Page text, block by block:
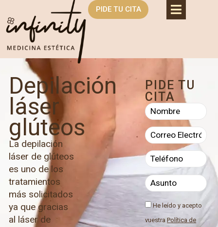
PIDE TU CITA
Depilación
láser
glúteos
La depilación
láser de glúteos
es uno de los
tratamientos
más solicitados
ya que gracias
al láser de
PIDE TU
CITA
He leído y acepto
vuestraPolítica de